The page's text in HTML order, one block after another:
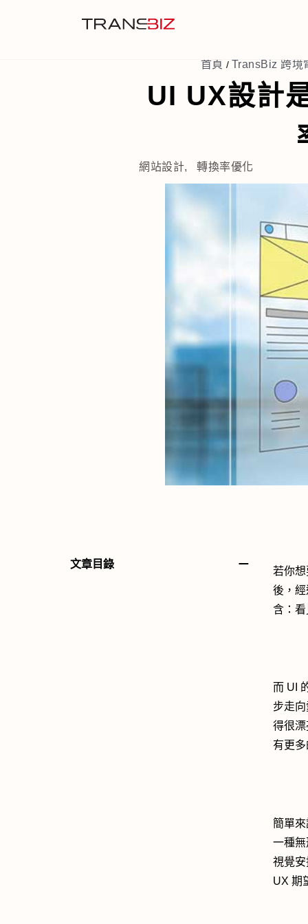
首頁 / TransBiz 跨境
UI UX設計
網站設計, 轉換率優化
文章目錄 －
若你
後，
含：
而 UI
步走
得很
有更
簡單
一種
視覺
UX 期